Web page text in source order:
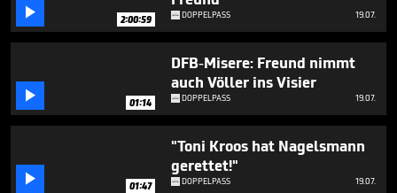
minute,
seconds
 2:00:59 DOPPELPASS 19.07.
 01:14
DFB-Misere: Freund nimmt
auch Völler ins Visier
DOPPELPASS 19.07.
 01:47
"Toni Kroos hat Nagelsmann
gerettet!"
DOPPELPASS 19.07.